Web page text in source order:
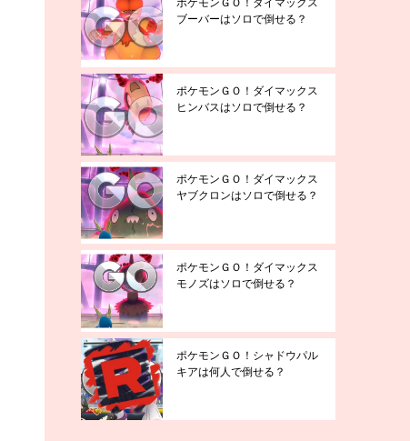
ポケモンＧＯ！ダイマックス
ブーバーはソロで倒せる？
ポケモンＧＯ！ダイマックス
ヒンバスはソロで倒せる？
ポケモンＧＯ！ダイマックス
ヤブクロンはソロで倒せる？
ポケモンＧＯ！ダイマックス
モノズはソロで倒せる？
ポケモンＧＯ！シャドウパル
キアは何人で倒せる？